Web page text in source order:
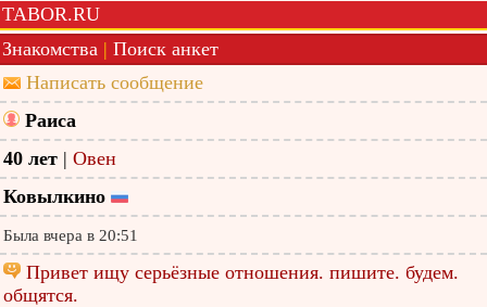
TABOR.RU
Знакомства | Поиск анкет
Написать сообщение
Раиса
40 лет | Овен
Ковылкино
Была вчера в 20:51
Привет ищу серьёзные отношения. пишите. будем.
общятся.